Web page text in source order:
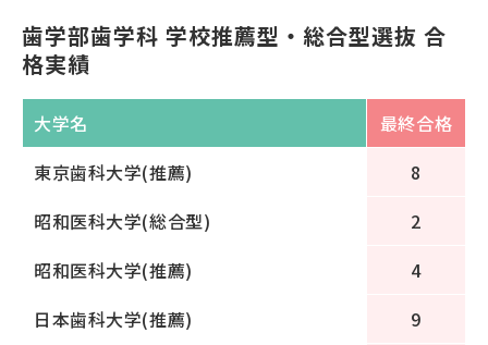
歯学部歯学科 学校推薦型・総合型選抜 合
格実績
大学名
最終合格
東京歯科大学(推薦)
8
昭和医科大学(総合型)
2
昭和医科大学(推薦)
4
日本歯科大学(推薦)
9